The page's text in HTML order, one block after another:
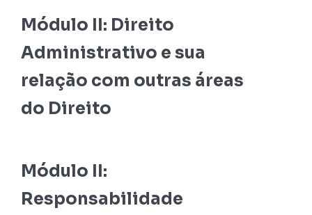
Módulo II: Direito
Administrativo e sua
relação com outras áreas
do Direito
Módulo II:
Responsabilidade